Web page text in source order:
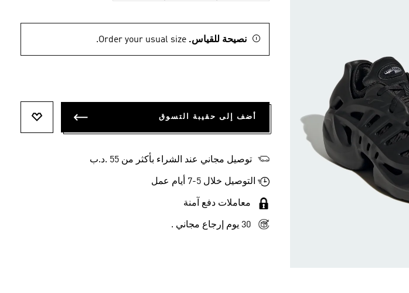
نصيحة للقياس.Order your usual size.
أضف إلى حقيبة التسوق
توصيل مجاني عند الشراء بأكثر من 55 .د.ب‎
التوصيل خلال 5-7 أيام عمل
معاملات دفع آمنة
30 يوم إرجاع مجاني .